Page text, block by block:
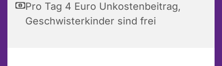
Pro Tag 4 Euro Unkostenbeitrag,
Geschwisterkinder sind frei